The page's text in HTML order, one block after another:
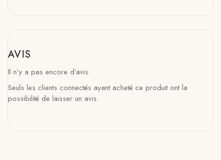
AVIS
Il n’y a pas encore d’avis.
Seuls les clients connectés ayant acheté ce produit ont la
possibilité de laisser un avis.